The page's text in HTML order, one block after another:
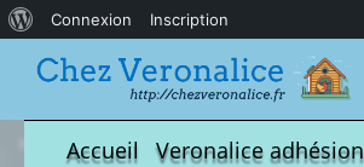
Accueil
Veronalice adhésion
propos
Connexion Inscription